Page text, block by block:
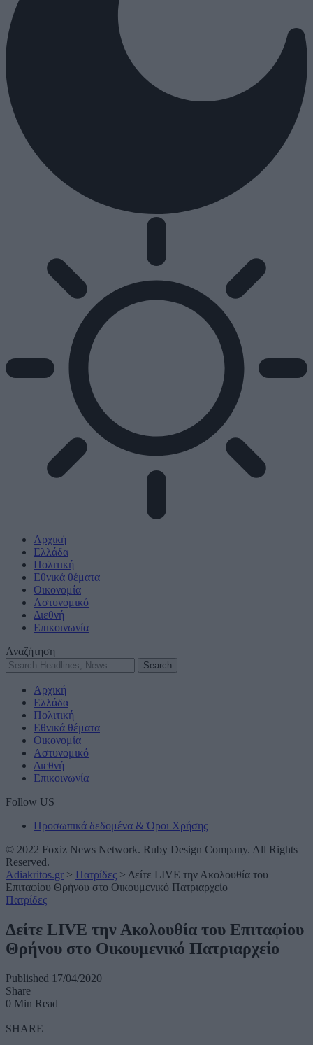
Αρχική
Ελλάδα
Πολιτική
Εθνικά θέματα
Οικονομία
Αστυνομικό
Διεθνή
Επικοινωνία
Αναζήτηση
Αρχική
Ελλάδα
Πολιτική
Εθνικά θέματα
Οικονομία
Αστυνομικό
Διεθνή
Επικοινωνία
Follow US
Προσωπικά δεδομένα & Όροι Χρήσης
© 2022 Foxiz News Network. Ruby Design Company. All Rights
Reserved.
Adiakritos.gr > Πατρίδες > Δείτε LIVE την Ακολουθία του
Επιταφίου Θρήνου στο Οικουμενικό Πατριαρχείο
Πατρίδες
Δείτε LIVE την Ακολουθία του Επιταφίου
Θρήνου στο Οικουμενικό Πατριαρχείο
Published 17/04/2020
Share
0 Min Read
SHARE